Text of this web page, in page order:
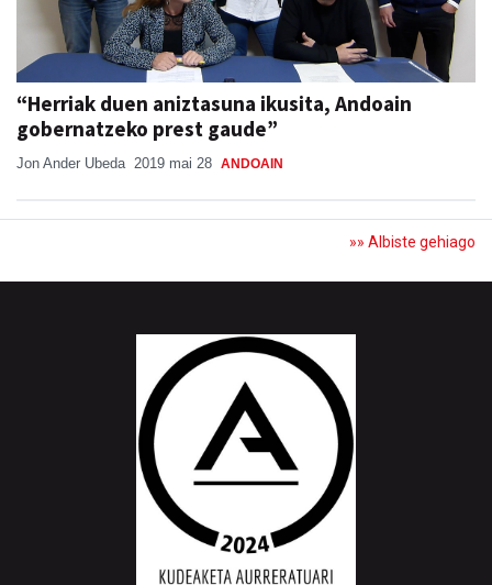
“Herriak duen aniztasuna ikusita, Andoain
gobernatzeko prest gaude”
Jon Ander Ubeda 2019 mai 28 ANDOAIN
»» Albiste gehiago